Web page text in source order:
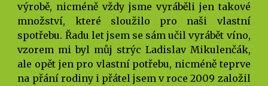
výrobě, nicméně vždy jsme vyráběli jen takové
množství, které sloužilo pro naši vlastní
spotřebu. Řadu let jsem se sám učil vyrábět víno,
vzorem mi byl můj strýc Ladislav Mikulenčák,
ale opět jen pro vlastní potřebu, nicméně teprve
na přání rodiny i přátel jsem v roce 2009 založil